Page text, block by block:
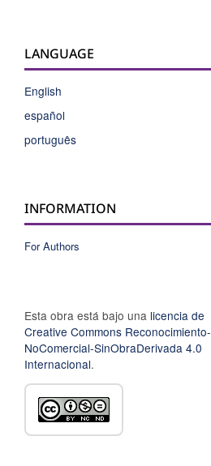
LANGUAGE
English
español
português
INFORMATION
For Authors
Esta obra está bajo una licencia de
Creative Commons Reconocimiento-
NoComercial-SinObraDerivada 4.0
Internacional.